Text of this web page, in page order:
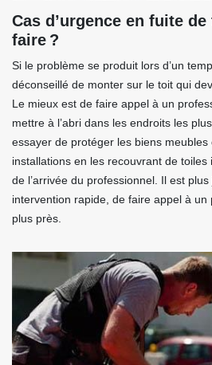
Cas d’urgence en fuite
faire ?
Si le problème se produit lors d’un
déconseillé de monter sur le toit qui
Le mieux est de faire appel à un
mettre à l’abri dans les endroits les
essayer de protéger les biens meubles
installations en les recouvrant de
de l’arrivée du professionnel. Il est
intervention rapide, de faire appel à
plus près.